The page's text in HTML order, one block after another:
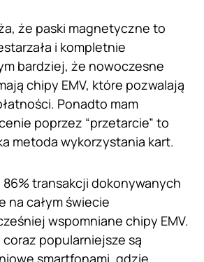
że paski magnetyczne to
i kompletnie
bardziej, że nowoczesne
chipy EMV, które pozwalają
Ponadto mam
poprzez “przetarcie” to
metoda wykorzystania kart.
transakcji dokonywanych
na całym świecie
wspomniane chipy EMV.
popularniejsze są